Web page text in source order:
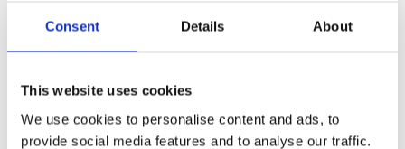
Consent Details About
This website uses cookies
We use cookies to personalise content and ads, to
provide social media features and to analyse our traffic.
Рульове управління
(155)
Кліматизація (75)